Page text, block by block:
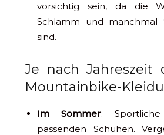
vorsichtig sein, da die
Schlamm und manchmal
sind.
Je nach Jahreszeit
Mountainbike-
Im Sommer:
passenden Schuhen.